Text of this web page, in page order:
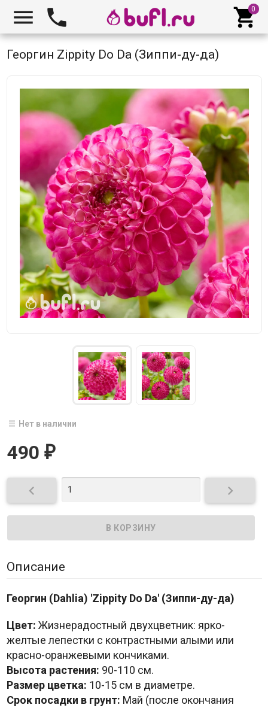
  
Георгин Zippity Do Da (Зиппи-ду-да)
Нет в наличии
490 ₽
 
Описание
Георгин (Dahlia) 'Zippity Do Da' (Зиппи-ду-да)
Цвет: Жизнерадостный двухцветник: ярко-
желтые лепестки с контрастными алыми или
красно-оранжевыми кончиками.
Высота растения: 90-110 см.
Размер цветка: 10-15 см в диаметре.
Срок посадки в грунт: Май (после окончания